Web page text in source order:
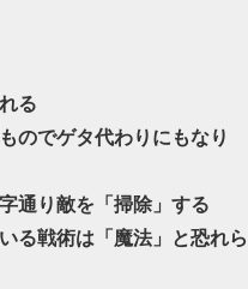
る
のでゲタ代わりにもなり
通り敵を「掃除」する
る戦術は「魔法」と恐れら